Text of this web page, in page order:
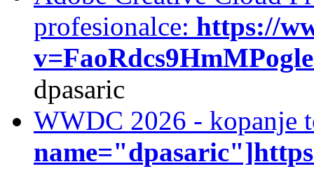
profesionalce: https://
dpasaric
WWDC 2026 - kopanje